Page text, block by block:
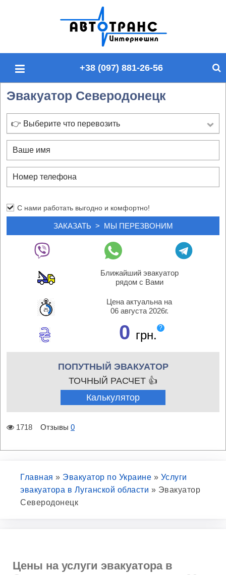
п
й
у
+38 (097) 881-26-56
Эвакуатор Северодонецк
👉 Выберите что перевозить
С нами работать выгодно и комфортно!
Ближайший эвакуатор
рядом с Вами
Цена актуальна на
06 августа 2026г.
0 грн.
?
ПОПУТНЫЙ ЭВАКУАТОР
ТОЧНЫЙ РАСЧЕТ 👍
Калькулятор
1718 Отзывы 0
Главная » Эвакуатор по Украине » Услуги
эвакуатора в Луганской области » Эвакуатор
Северодонецк
Цены на услуги эвакуатора в